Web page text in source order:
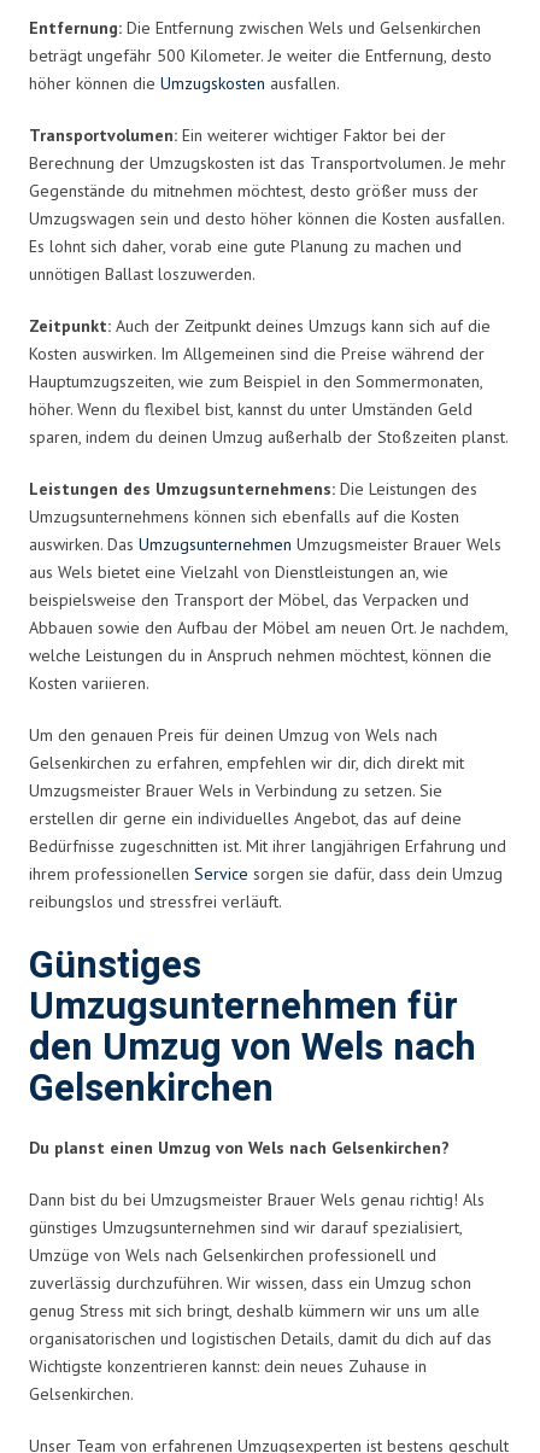
Entfernung: Die Entfernung zwischen Wels und Gelsenkirchen
beträgt ungefähr 500 Kilometer. Je weiter die Entfernung, desto
höher können die Umzugskosten ausfallen.
Transportvolumen: Ein weiterer wichtiger Faktor bei der
Berechnung der Umzugskosten ist das Transportvolumen. Je mehr
Gegenstände du mitnehmen möchtest, desto größer muss der
Umzugswagen sein und desto höher können die Kosten ausfallen.
Es lohnt sich daher, vorab eine gute Planung zu machen und
unnötigen Ballast loszuwerden.
Zeitpunkt: Auch der Zeitpunkt deines Umzugs kann sich auf die
Kosten auswirken. Im Allgemeinen sind die Preise während der
Hauptumzugszeiten, wie zum Beispiel in den Sommermonaten,
höher. Wenn du flexibel bist, kannst du unter Umständen Geld
sparen, indem du deinen Umzug außerhalb der Stoßzeiten planst.
Leistungen des Umzugsunternehmens: Die Leistungen des
Umzugsunternehmens können sich ebenfalls auf die Kosten
auswirken. Das Umzugsunternehmen Umzugsmeister Brauer Wels
aus Wels bietet eine Vielzahl von Dienstleistungen an, wie
beispielsweise den Transport der Möbel, das Verpacken und
Abbauen sowie den Aufbau der Möbel am neuen Ort. Je nachdem,
welche Leistungen du in Anspruch nehmen möchtest, können die
Kosten variieren.
Um den genauen Preis für deinen Umzug von Wels nach
Gelsenkirchen zu erfahren, empfehlen wir dir, dich direkt mit
Umzugsmeister Brauer Wels in Verbindung zu setzen. Sie
erstellen dir gerne ein individuelles Angebot, das auf deine
Bedürfnisse zugeschnitten ist. Mit ihrer langjährigen Erfahrung und
ihrem professionellen Service sorgen sie dafür, dass dein Umzug
reibungslos und stressfrei verläuft.
Günstiges
Umzugsunternehmen für
den Umzug von Wels nach
Gelsenkirchen
Du planst einen Umzug von Wels nach Gelsenkirchen?
Dann bist du bei Umzugsmeister Brauer Wels genau richtig! Als
günstiges Umzugsunternehmen sind wir darauf spezialisiert,
Umzüge von Wels nach Gelsenkirchen professionell und
zuverlässig durchzuführen. Wir wissen, dass ein Umzug schon
genug Stress mit sich bringt, deshalb kümmern wir uns um alle
organisatorischen und logistischen Details, damit du dich auf das
Wichtigste konzentrieren kannst: dein neues Zuhause in
Gelsenkirchen.
Unser Team von erfahrenen Umzugsexperten ist bestens geschult